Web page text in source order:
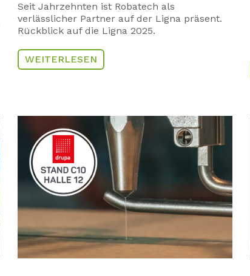
Seit Jahrzehnten ist Robatech als
verlässlicher Partner auf der Ligna präsent.
Rückblick auf die Ligna 2025.
WEITERLESEN